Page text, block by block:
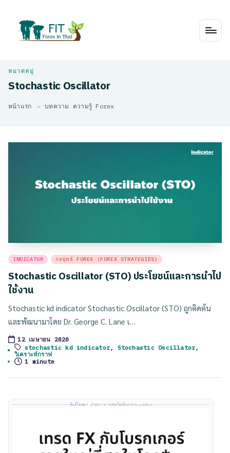
Stochastic Oscillator
หน้าแรก » บทความ ความรู้ Forex
Posted
INDICATOR กลยุทธ์ FOREX (FOREX STRATEGIES)
Stochastic Oscillator (STO) ประโยชน์และการนำไป
ใช้งาน
Stochastic kd indicator Stochastic Oscillator (STO) ถูกคิดค้น
และพัฒนามาโดย Dr. George C. Lane เ…
12 เมษายน 2020
Tags:stochastic kd indicator , Stochastic Oscillator ,
วิเคราะห์กราฟ
1 minute
พื้นที่โฆษณา · ผ่านการตรวจสอบโดยทีมงาน Forexinthai